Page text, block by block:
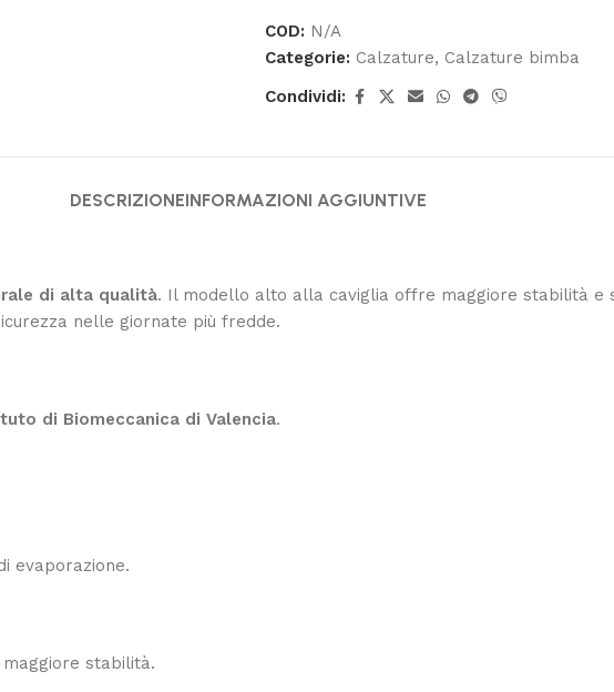
COD: N/A
Categorie: Calzature, Calzature bimba
Condividi:
DESCRIZIONEINFORMAZIONI AGGIUNTIVE
di alta qualità. Il modello alto alla caviglia offre maggiore stabilità e
nelle giornate più fredde.
di Biomeccanica di Valencia.
evaporazione.
stabilità.